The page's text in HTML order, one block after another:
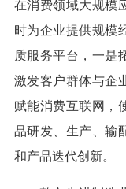
在消费领域大规模
时为企业提供规模
质服务平台，一是
激发客户群体与企
赋能消费互联网，
品研发、生产、输
和产品迭代创新。